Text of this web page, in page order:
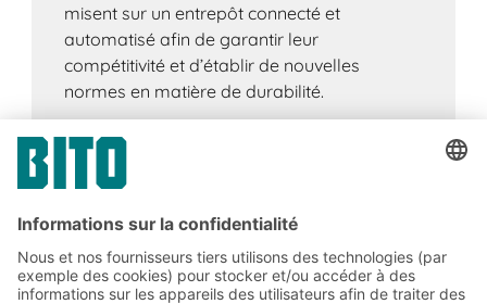
misent sur un entrepôt connecté et
automatisé afin de garantir leur
compétitivité et d’établir de nouvelles
normes en matière de durabilité.